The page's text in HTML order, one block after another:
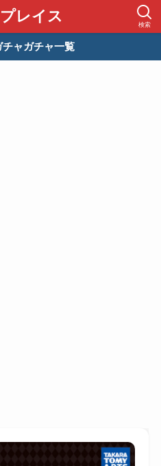
レイス 検索
ャガチャ一覧